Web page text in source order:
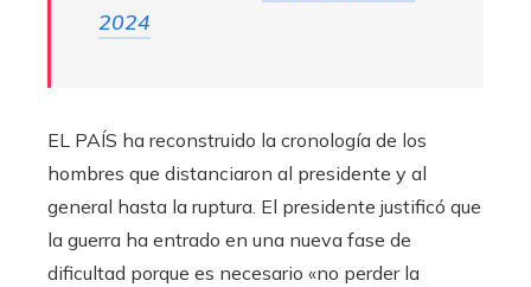
2024
EL PAÍS ha reconstruido la cronología de los
hombres que distanciaron al presidente y al
general hasta la ruptura. El presidente justificó que
la guerra ha entrado en una nueva fase de
dificultad porque es necesario «no perder la